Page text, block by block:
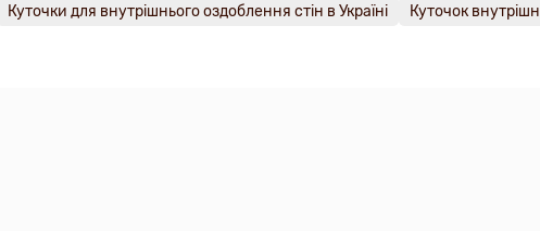
Куточки для внутрішнього оздоблення стін в Україні Куточок